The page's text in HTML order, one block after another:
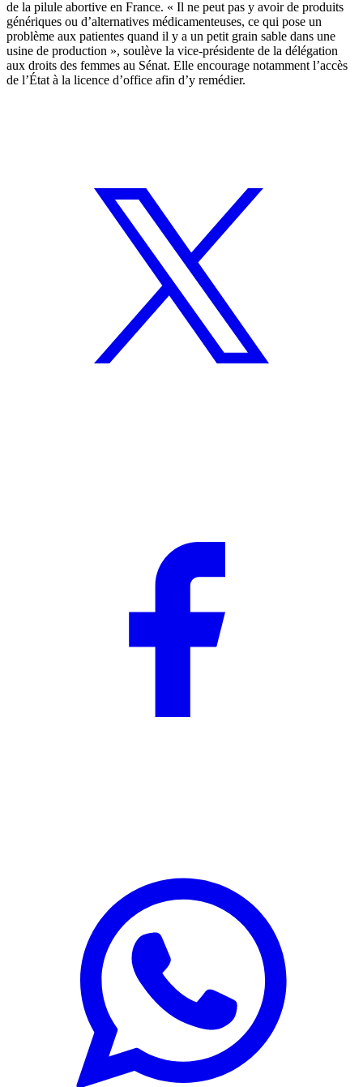
de la pilule abortive en France. « Il ne peut pas y avoir de produits
génériques ou d’alternatives médicamenteuses, ce qui pose un
problème aux patientes quand il y a un petit grain sable dans une
usine de production », soulève la vice-présidente de la délégation
aux droits des femmes au Sénat. Elle encourage notamment l’accès
de l’État à la licence d’office afin d’y remédier.